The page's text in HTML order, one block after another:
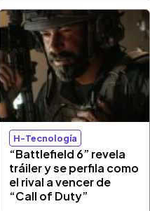
H-Tecnología
“Battlefield 6” revela
tráiler y se perfila como
el rival a vencer de
“Call of Duty”